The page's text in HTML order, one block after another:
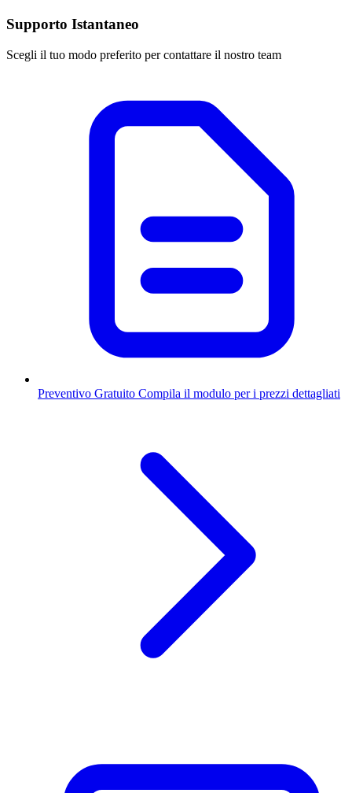
Supporto Istantaneo
Scegli il tuo modo preferito per contattare il nostro team
Preventivo Gratuito Compila il modulo per i prezzi dettagliati